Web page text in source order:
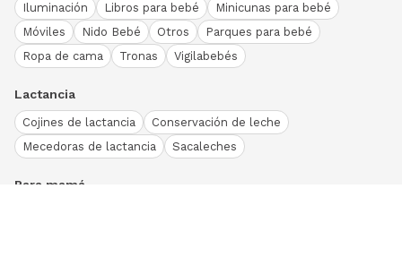
Iluminación
Libros para bebé
Minicunas para bebé
Móviles
Nido Bebé Otros
Parques para bebé
Ropa de cama
Tronas Vigilabebés
Lactancia
Cojines de lactancia
Conservación de leche
Mecedoras de lactancia
Sacaleches
Para mamá